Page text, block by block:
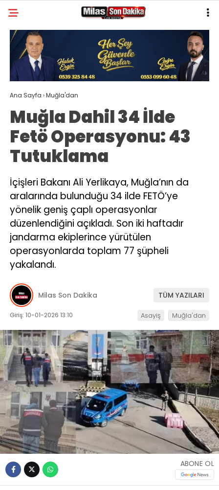
WhatsApp
Facebook
Instagram
Youtube
28
GALERİ YAZARLAR
MILAS
MUĞLA’DAN
ASAYIŞ
GÜNDEM
EKONOMI
SPOR
VEFAT
GENEL
İLETIŞIM
KÜNYE
Ana Sayfa ›Muğla'dan
Muğla Dahil 34 İlde
Fetö Operasyonu: 43
Tutuklama
İçişleri Bakanı Ali Yerlikaya, Muğla’nın da
aralarında bulunduğu 34 ilde FETÖ’ye
yönelik geniş çaplı operasyonlar
düzenlendiğini açıkladı. Son iki haftadır
jandarma ekiplerince yürütülen
operasyonlarda toplam 77 şüpheli
yakalandı.
Milas Son Dakika TÜM YAZILARI
Giriş: 10-01-2026 13:10 Asayiş Muğla'dan
ABONE OL